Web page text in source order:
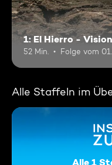
1: El Hierro -
52 Min. Folge vom
Alle Staffeln im
Alle 1